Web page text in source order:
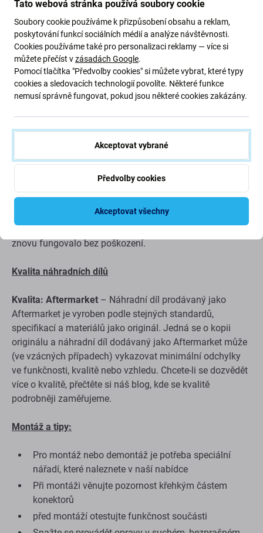
Tlačítko Domů + Flex kabel pro Apple
Pokud tlačítko na vašem zařízení Apple iPhone 8
nefunguje, je to díl, který potřebujete, aby vaše zařízení
znovu fungovalo bez poškození.
Kvalita náhradních dílů
Kvalita: Aftermarket – Náhradní díl prodávaný jako
Aftermarket je vyroben podle stejných standardů,
specifikací a materiálů jako originál. Jedná se o kopii
originálu a náhradní díl dodávaný jako Aftermarket může
(ve vzácných případech) vykazovat minimální odchylky
ve funkčnosti, kvalitě nebo vzhledu. Chcete-li se dozvědět
více o kvalitě, přečtěte si náš blog, kde se kvalitě
podrobněji zaměřujeme.
Montáž a tipy:
Pro montáž nebo demontáž je potřeba speciální
nářadí, které naleznete v naší nabídce
Při montáži věnujte pozornost křehkým částem
konektorů
před montáží otestujte funkčnost součásti
Tato webová stránka používá soubory cookie
Soubory cookie používáme k přizpůsobení obsahu a reklam,
poskytování funkcí sociálních médií a analýze návštěvnosti.
Cookies používáme také pro personalizaci reklamy — více si
můžete přečíst vzásadách Google.
Pomocí tlačítka "Předvolby cookies" si můžete vybrat, které typy
cookies a sledovacích technologií povolíte. Některé funkce
nemusí správně fungovat, pokud jsou některé cookies zakázány.
Akceptovat vybrané
Předvolby cookies
Akceptovat všechny